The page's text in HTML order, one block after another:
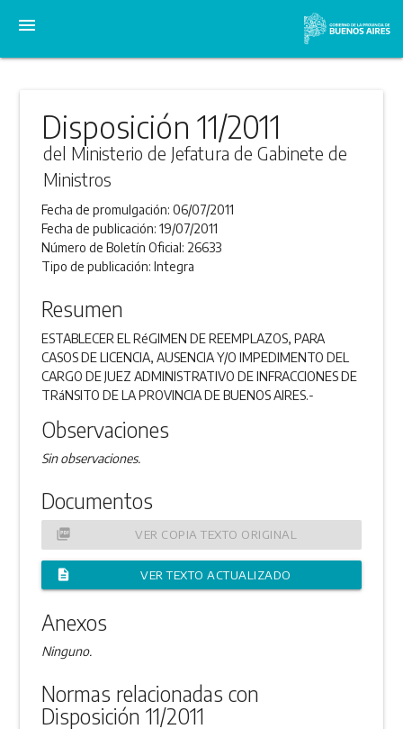
menu
Disposición 11/2011
del Ministerio de Jefatura de Gabinete de
Ministros
Fecha de promulgación:06/07/2011
Fecha de publicación:19/07/2011
Número de Boletín Oficial: 26633
Tipo de publicación:Integra
Resumen
ESTABLECER EL RéGIMEN DE REEMPLAZOS, PARA
CASOS DE LICENCIA, AUSENCIA Y/O IMPEDIMENTO DEL
CARGO DE JUEZ ADMINISTRATIVO DE INFRACCIONES DE
TRáNSITO DE LA PROVINCIA DE BUENOS AIRES.-
Observaciones
Sin observaciones.
Documentos
picture_as_pdf VER COPIA TEXTO ORIGINAL
description VER TEXTO ACTUALIZADO
Anexos
Ninguno.
Normas relacionadas con
Disposición 11/2011